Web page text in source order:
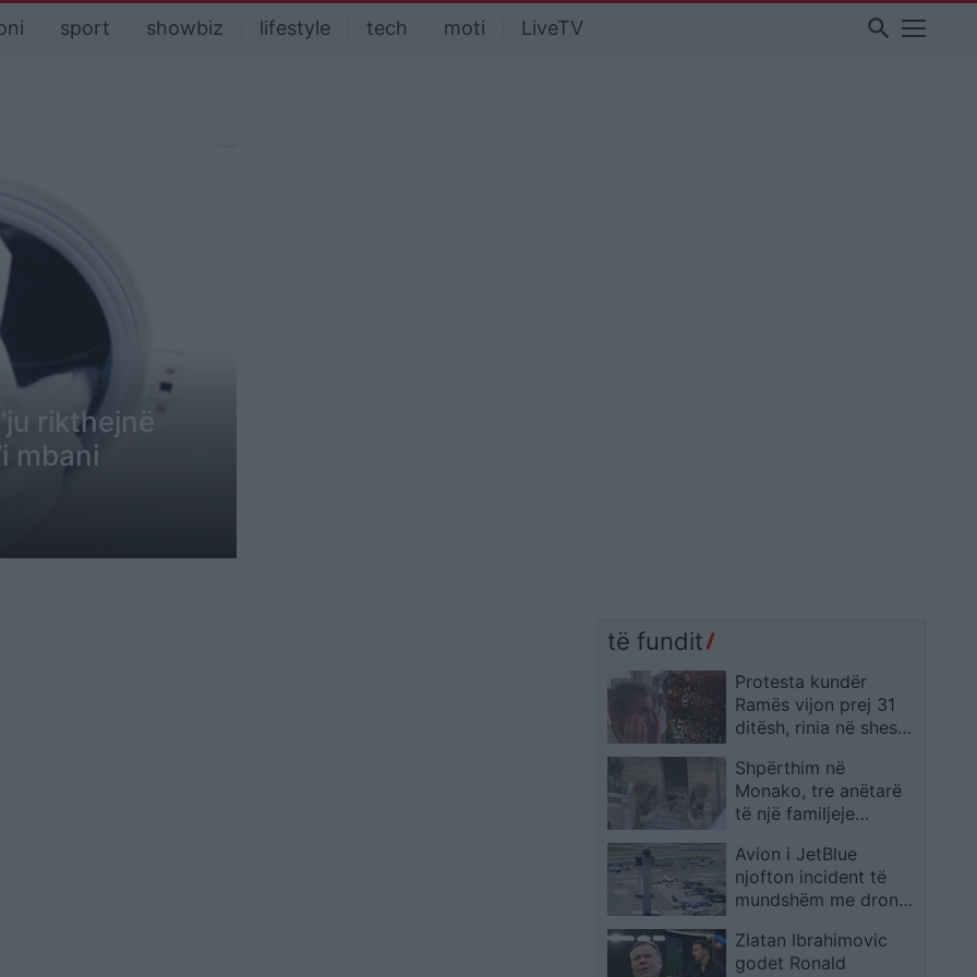
sport showbiz lifestyle tech moti LiveTV search
rikthejnë
mbani
të fundit
Protesta kundër
Ramës vijon prej 31
ditësh, rinia në shesh
shpërthen në lot teksa
i mbështet
Shpërthim në
Monako, tre anëtarë
të një familjeje
plagosur; autoritetet
verifikojnë pistën
terroriste
Avion i JetBlue
njofton incident të
mundshëm me dron
në JFK
Zlatan Ibrahimovic
godet Ronald